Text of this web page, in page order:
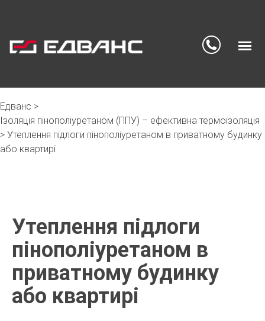
to
content
Едванс >
Ізоляція пінополіуретаном (ППУ) – ефективна термоізоляція
> Утеплення підлоги пінополіуретаном в приватному будинку
або квартирі
Утеплення підлоги
пінополіуретаном в
приватному будинку
або квартирі